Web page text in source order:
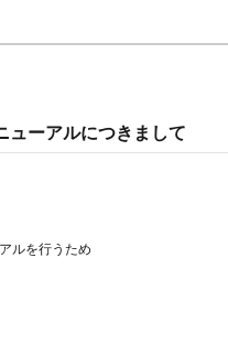
ーアルにつきまして
ルを行うため